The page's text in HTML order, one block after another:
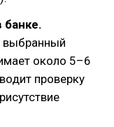
банке.
выбранный
около 5–6
проверку